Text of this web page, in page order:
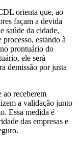
orienta que, ao
façam a devida
saúde da cidade,
estando à
prontuário do
ele será
demissão por justa
ao receberem
a validação junto
Essa medida é
das empresas e